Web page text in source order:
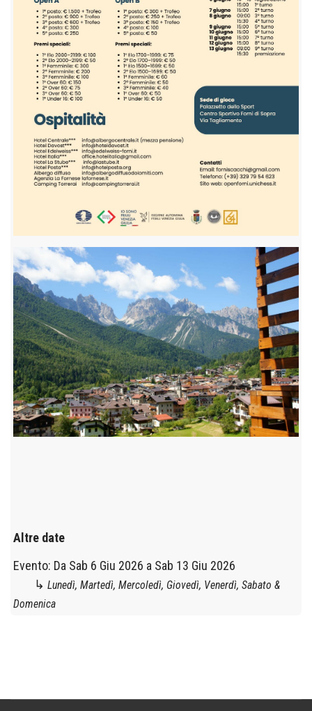
Altre date
Evento: Da Sab 6 Giu 2026 a Sab 13 Giu 2026
↳Lunedì, Martedì, Mercoledì, Giovedì, Venerdì, Sabato &
Domenica